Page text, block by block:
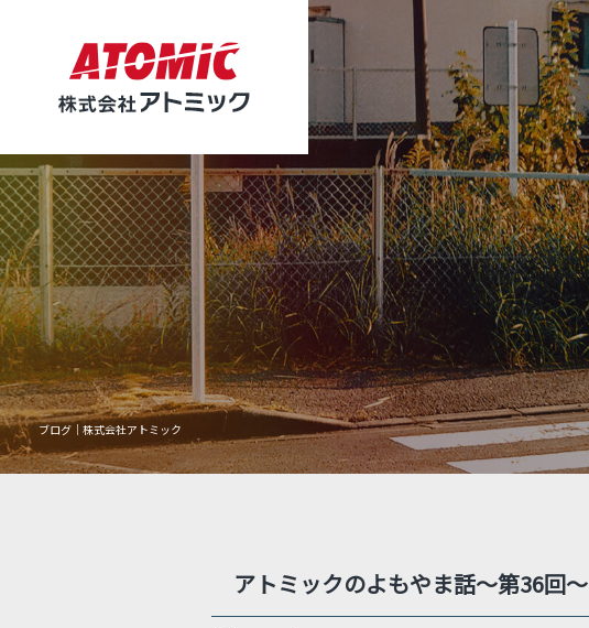
ブログ｜株式会社アトミック
アトミックのよもやま話～第36回～